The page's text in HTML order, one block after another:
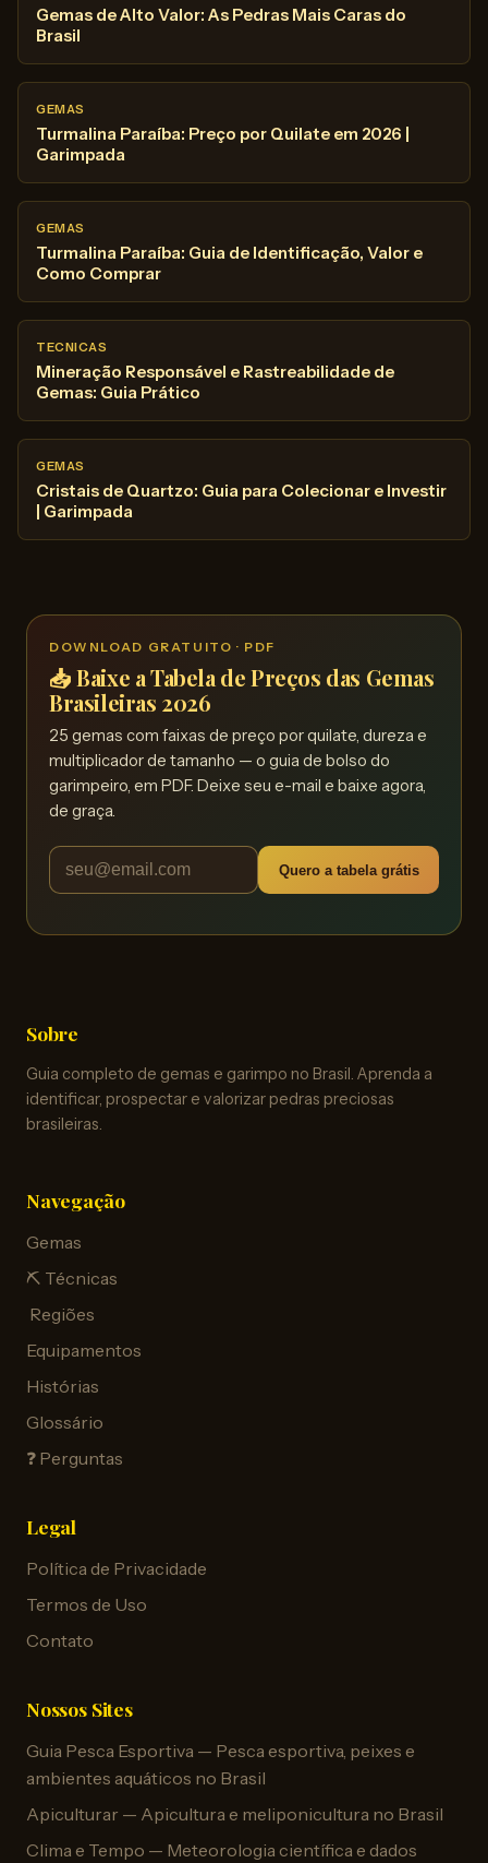
Gemas de Alto Valor: As Pedras Mais Caras do
Brasil
GEMAS
Turmalina Paraíba: Preço por Quilate em 2026 |
Garimpada
GEMAS
Turmalina Paraíba: Guia de Identificação, Valor e
Como Comprar
TECNICAS
Mineração Responsável e Rastreabilidade de
Gemas: Guia Prático
GEMAS
Cristais de Quartzo: Guia para Colecionar e Investir
| Garimpada
DOWNLOAD GRATUITO · PDF
📥 Baixe a Tabela de Preços das Gemas
Brasileiras 2026
25 gemas com faixas de preço por quilate, dureza e
multiplicador de tamanho — o guia de bolso do
garimpeiro, em PDF. Deixe seu e-mail e baixe agora,
de graça.
Quero a tabela grátis
Sobre
Guia completo de gemas e garimpo no Brasil. Aprenda a
identificar, prospectar e valorizar pedras preciosas
brasileiras.
Navegação
Gemas
⛏️ Técnicas
️ Regiões
Equipamentos
Histórias
Glossário
❓ Perguntas
Legal
Política de Privacidade
Termos de Uso
Contato
Nossos Sites
Guia Pesca Esportiva — Pesca esportiva, peixes e
ambientes aquáticos no Brasil
Apiculturar — Apicultura e meliponicultura no Brasil
Clima e Tempo — Meteorologia científica e dados